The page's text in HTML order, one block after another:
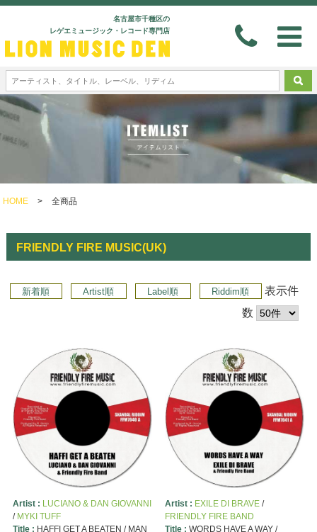
名古屋市千種区の
レゲエミュージック・レコード専門店
HOME > 全商品
FRIENDLY FIRE MUSIC(UK)
新着順 Artist順 Label順 Riddim順
表示件
数
Artist : LUCIANO & DAN GIOVANNI
/ MYKI TUFF
Title : HAFFI GET A BEATEN / MAN
Artist : EXILE DI BRAVE/
FRIENDLY FIRE BAND
Title : WORDS HAVE A WAY /